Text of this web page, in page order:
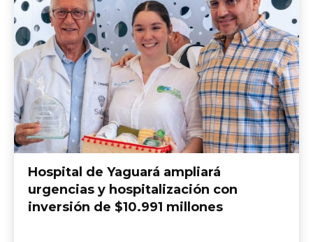
Hospital de Yaguará ampliará
urgencias y hospitalización con
inversión de $10.991 millones